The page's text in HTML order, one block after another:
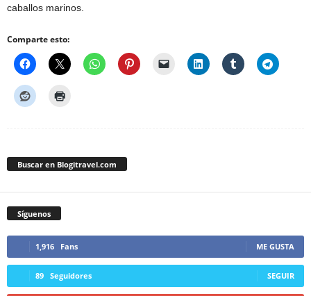
caballos marinos.
Comparte esto:
Buscar en Blogitravel.com
Síguenos
1,916 Fans ME GUSTA
89 Seguidores SEGUIR